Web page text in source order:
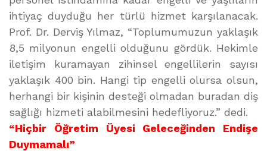
ihtiyaç duyduğu her türlü hizmet karşılanacak.
Prof. Dr. Derviş Yılmaz, “Toplumumuzun yaklaşık
8,5 milyonun engelli olduğunu gördük. Hekimle
iletişim kuramayan zihinsel engellilerin sayısı
yaklaşık 400 bin. Hangi tip engelli olursa olsun,
herhangi bir kişinin desteği olmadan buradan diş
sağlığı hizmeti alabilmesini hedefliyoruz.” dedi.
“Hiçbir Öğretim Üyesi Geleceğinden Endişe
Duymamalı”